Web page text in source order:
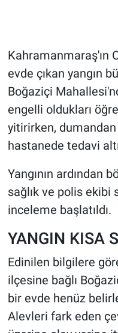
Kahramanmaraş'ın
evde çıkan yangın
Boğaziçi
engelli oldukları
yitirirken,
hastanede tedavi
Yangının ardından
sağlık ve polis ekibi
inceleme başlatıldı.
YANGIN KISA
Edinilen bilgilere
ilçesine bağlı
bir evde henüz
Alevleri fark eden
KÜLTÜR SANAT
ASAYİŞ
EKONOMİ
EĞİTİM
ÇEVRE
HABERDE İNSAN
POLİTİKA
SPOR
MAGAZİN
Bilim, Teknoloji